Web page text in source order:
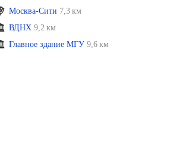
Москва-Сити 7,3 км
ВДНХ 9,2 км
Главное здание МГУ 9,6 км